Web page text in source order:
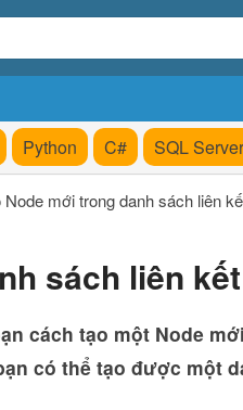
Python C# SQL Server
Node mới trong danh sách liên
sách liên
cách tạo một Node
có thể tạo được một